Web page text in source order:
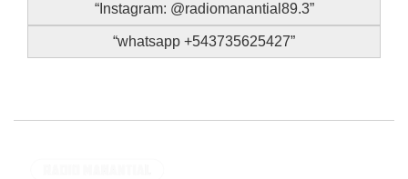
Instagram: @radiomanantial89.3
whatsapp +543735625427